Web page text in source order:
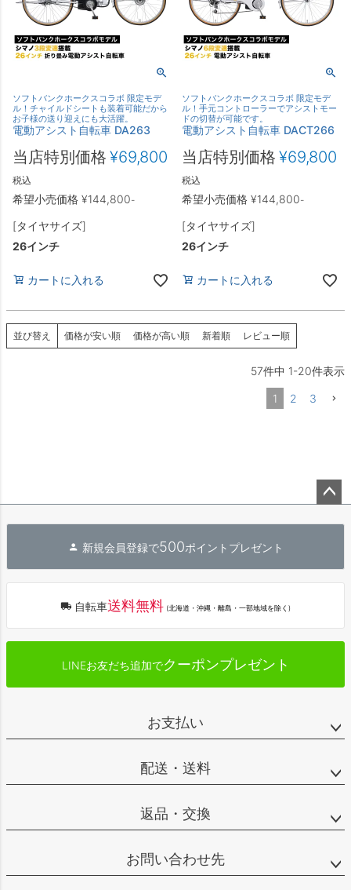
ソフトバンクホークスコラボ 限定モデ
ル！チャイルドシートも装着可能だから
お子様の送り迎えにも大活躍。
電動アシスト自転車 DA263
希望小売価格 ¥144,800-
当店特別価格 ¥69,800
税込
[タイヤサイズ]
26インチ
カートに入れる
ソフトバンクホークスコラボ 限定モデ
ル！手元コントローラーでアシストモー
ドの切替が可能です。
電動アシスト自転車 DACT266
希望小売価格 ¥144,800-
当店特別価格 ¥69,800
税込
[タイヤサイズ]
26インチ
カートに入れる
並び替え 価格が安い順 価格が高い順 新着順 レビュー順
57件中 1-20件表示
1 2 3
新規会員登録で500ポイントプレゼント
自転車送料無料 (北海道・沖縄・離島・一部地域を除く)
LINEお友だち追加でクーポンプレゼント
お支払い
配送・送料
返品・交換
お問い合わせ先